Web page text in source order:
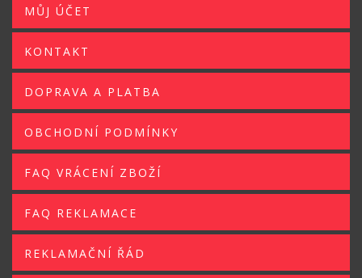
MŮJ ÚČET
KONTAKT
DOPRAVA A PLATBA
OBCHODNÍ PODMÍNKY
FAQ VRÁCENÍ ZBOŽÍ
FAQ REKLAMACE
REKLAMAČNÍ ŘÁD